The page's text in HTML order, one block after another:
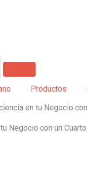
Productos
en tu Negocio
Negocio con un